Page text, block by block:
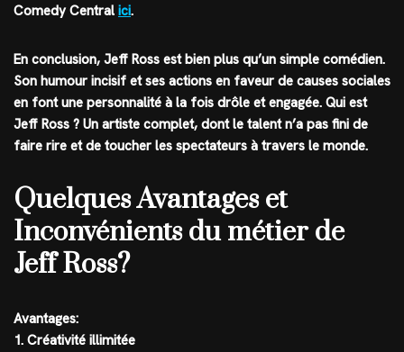
Comedy Central ici.
En conclusion, Jeff Ross est bien plus qu’un simple comédien.
Son humour incisif et ses actions en faveur de causes sociales
en font une personnalité à la fois drôle et engagée. Qui est
Jeff Ross ? Un artiste complet, dont le talent n’a pas fini de
faire rire et de toucher les spectateurs à travers le monde.
Quelques Avantages et
Inconvénients du métier de
Jeff Ross?
Avantages:
1. Créativité illimitée